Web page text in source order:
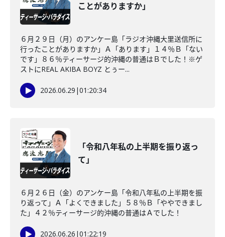
ことがありますか」
６月２９日（月）のアンケー島「ラジオ沖縄大里送信所に
行ったことがありますか」Ａ「あります」１４％Ｂ「ない
です」８６％ティーサージ的沖縄の普通はＢでした！※ゲ
ストにREAL AKIBA BOYZ とぅー...
2026.06.29 |01:20:34
「令和八年私の上半期を振り返っ
て」
６月２６日（金）のアンケー島「令和八年私の上半期を振
り返って」Ａ「よくできました」５８％Ｂ「ややできまし
た」４２％ティーサージ的沖縄の普通はＡでした！
2026.06.26 |01:22:19